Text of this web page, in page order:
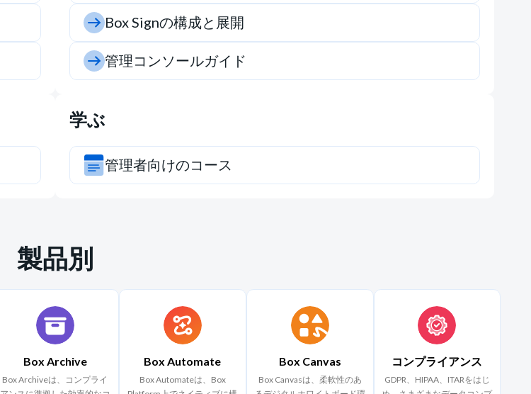
Box Signの構成と展開
管理コンソールガイド
学ぶ
管理者向けのコース
製品別
Box Archive
Box Archiveは、コンプライ
Box Automate
Box Automateは、Box
Box Canvas
Box Canvasは、柔軟性のあ
コンプライアンス
GDPR、HIPAA、ITARをはじ